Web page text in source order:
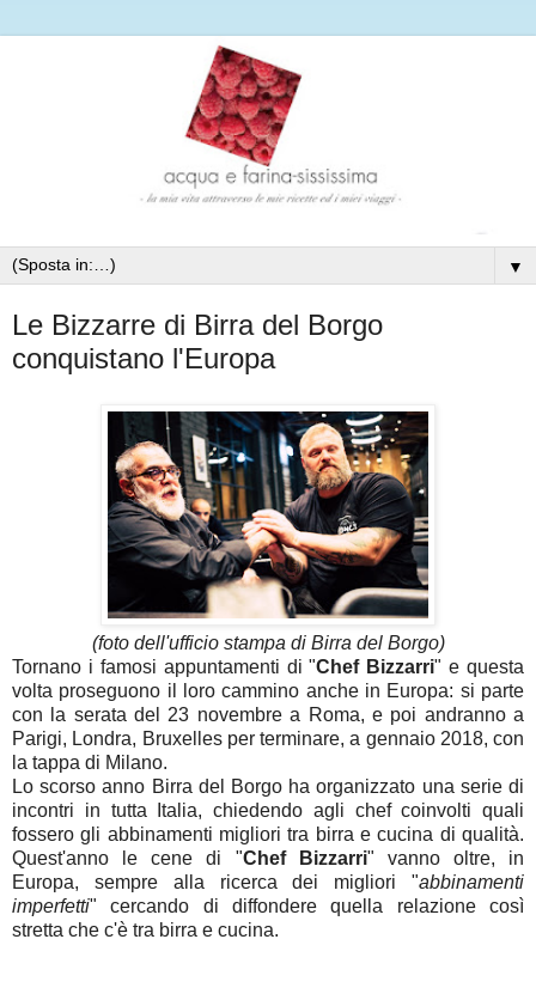
▼
Le Bizzarre di Birra del Borgo
conquistano l'Europa
(foto dell'ufficio stampa di Birra del Borgo)
Tornano i famosi appuntamenti di "Chef Bizzarri" e questa
volta proseguono il loro cammino anche in Europa: si parte
con la serata del 23 novembre a Roma, e poi andranno a
Parigi, Londra, Bruxelles per terminare, a gennaio 2018, con
la tappa di Milano.
Lo scorso anno Birra del Borgo ha organizzato una serie di
incontri in tutta Italia, chiedendo agli chef coinvolti quali
fossero gli abbinamenti migliori tra birra e cucina di qualità.
Quest'anno le cene di "Chef Bizzarri" vanno oltre, in
Europa, sempre alla ricerca dei migliori "abbinamenti
imperfetti" cercando di diffondere quella relazione così
stretta che c'è tra birra e cucina.